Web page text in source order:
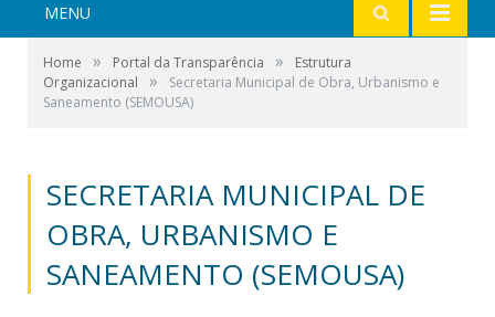
MENU
Home » Portal da Transparência »
Estrutura
Organizacional
»
Secretaria Municipal de Obra, Urbanismo e
Saneamento (SEMOUSA)
SECRETARIA MUNICIPAL DE
OBRA, URBANISMO E
SANEAMENTO (SEMOUSA)